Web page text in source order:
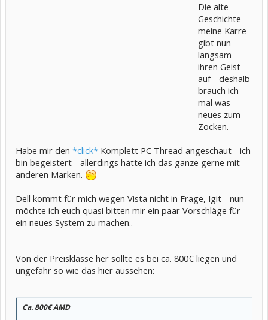
Die alte
Geschichte -
meine Karre
gibt nun
langsam
ihren Geist
auf - deshalb
brauch ich
mal was
neues zum
Zocken.
Habe mir den *click* Komplett PC Thread angeschaut - ich
bin begeistert - allerdings hätte ich das ganze gerne mit
anderen Marken.
Dell kommt für mich wegen Vista nicht in Frage, Igit - nun
möchte ich euch quasi bitten mir ein paar Vorschläge für
ein neues System zu machen..
Von der Preisklasse her sollte es bei ca. 800€ liegen und
ungefähr so wie das hier aussehen:
Ca. 800€ AMD